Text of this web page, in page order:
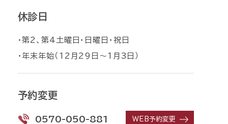
休診日
・第2、第4土曜日・日曜日・祝日
・年末年始（12月29日〜1月3日）
予約変更
0570-050-881 WEB予約変更